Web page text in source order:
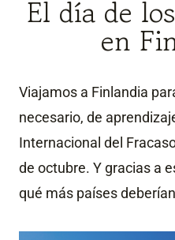
El día de
en
Viajamos a Finlandia
necesario, de
Internacional del
de octubre. Y gracias a
qué más países